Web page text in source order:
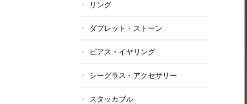
リング
ダブレット・ストーン
ピアス・イヤリング
シーグラス・アクセサリー
スタッカブル